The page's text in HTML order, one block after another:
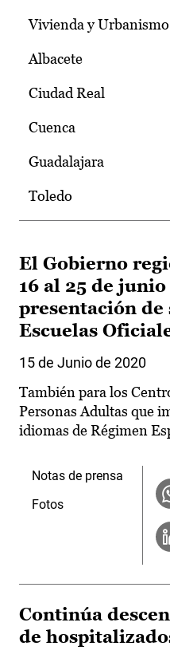
Vivienda y Urbanismo
Albacete
Ciudad Real
Cuenca
Guadalajara
Toledo
El Gobierno
16 al 25 de
presentación
Escuelas
15 de Junio de 2020
También para los
Personas Adultas que
idiomas de Régimen
Notas de prensa
Fotos
Continúa
de